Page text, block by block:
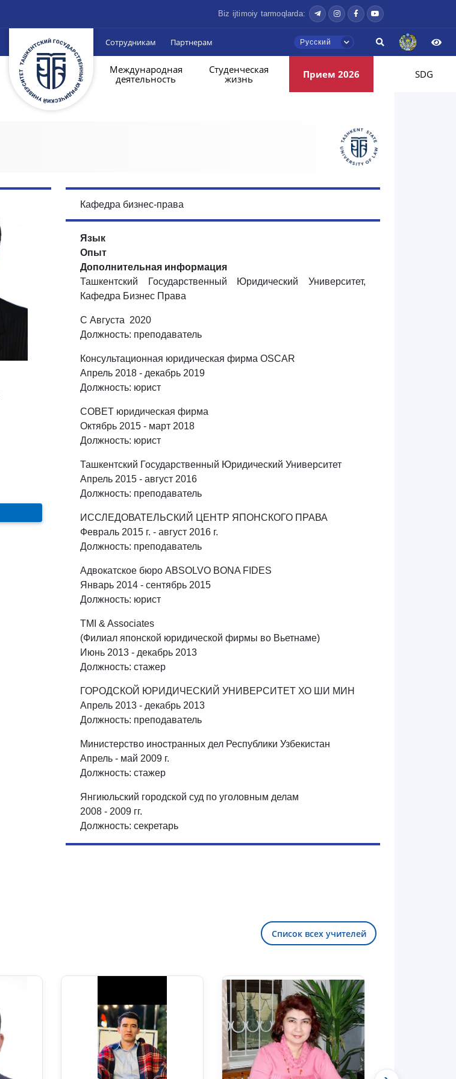
Biz ijtimoiy tarmoqlarda:
Сотрудникам Партнерам Русский
Международная
деятельность
Студенческая
жизнь
Прием 2026 SDG
Кафедра бизнес-права
Язык
Опыт
Дополнительная информация
Ташкентский Государственный Юридический Университет,
Кафедра Бизнес Права
С Августа 2020
Должность: преподаватель
Консультационная юридическая фирма OSCAR
Апрель 2018 - декабрь 2019
Должность: юрист
СОВЕТ юридическая фирма
Октябрь 2015 - март 2018
Должность: юрист
Ташкентский Государственный Юридический Университет
Апрель 2015 - август 2016
Должность: преподаватель
ИССЛЕДОВАТЕЛЬСКИЙ ЦЕНТР ЯПОНСКОГО ПРАВА
Февраль 2015 г. - август 2016 г.
Должность: преподаватель
Адвокатское бюро ABSOLVO BONA FIDES
Январь 2014 - сентябрь 2015
Должность: юрист
TMI & Associates
(Филиал японской юридической фирмы во Вьетнаме)
Июнь 2013 - декабрь 2013
Должность: стажер
ГОРОДСКОЙ ЮРИДИЧЕСКИЙ УНИВЕРСИТЕТ ХО ШИ МИН
Апрель 2013 - декабрь 2013
Должность: преподаватель
Министерство иностранных дел Республики Узбекистан
Апрель - май 2009 г.
Должность: стажер
Янгиюльский городской суд по уголовным делам
2008 - 2009 гг.
Должность: секретарь
Список всех учителей
Здравствуйте! Добро пожаловать в
чат приёмной комиссии ТГЮУ.